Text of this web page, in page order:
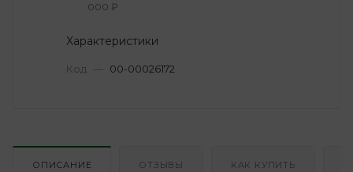
000 ₽
Характеристики
Код — 00-00026172
ОПИСАНИЕ ОТЗЫВЫ КАК КУПИТЬ